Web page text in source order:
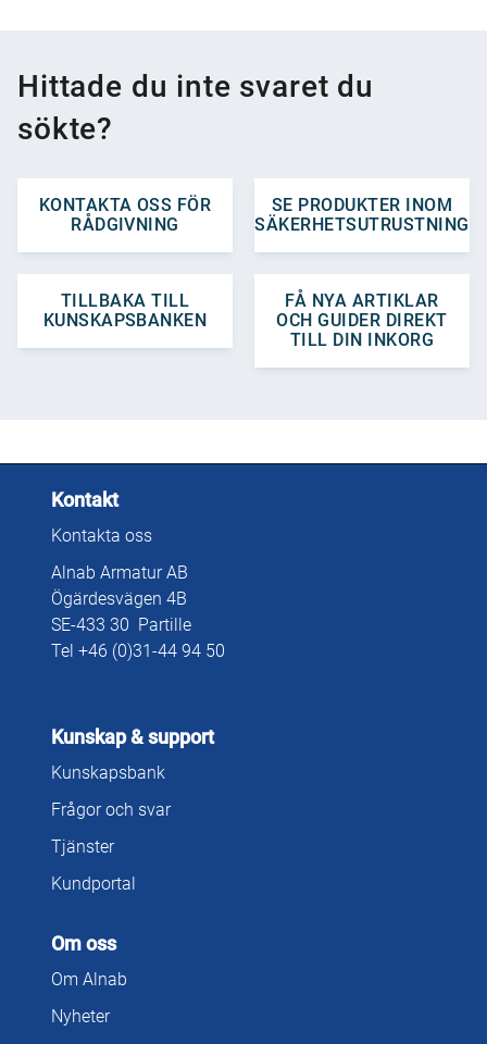
Hittade du inte svaret du
sökte?
KONTAKTA OSS FÖR
RÅDGIVNING
SE PRODUKTER INOM
SÄKERHETSUTRUSTNING
TILLBAKA TILL
KUNSKAPSBANKEN
FÅ NYA ARTIKLAR
OCH GUIDER DIREKT
TILL DIN INKORG
Kontakt
Kontakta oss
Alnab Armatur AB
Ögärdesvägen 4B
SE-433 30 Partille
Tel +46 (0)31-44 94 50
Kunskap & support
Kunskapsbank
Frågor och svar
Tjänster
Kundportal
Om oss
Om Alnab
Nyheter